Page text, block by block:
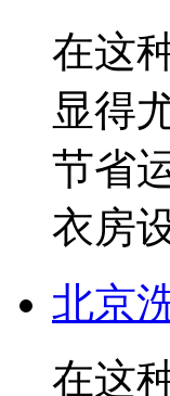
在这
显得
节省
衣房
北京
在这